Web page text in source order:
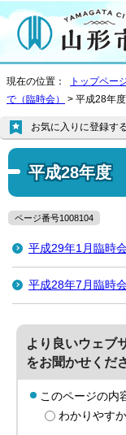
現在の位置： トップペー
で（臨時会）
> 平成28年
平成28年度
お気に入りに登録す
ページ番号1008104
平成29年1月臨時
平成28年7月臨時
より良いウェブ
をお聞かせくだ
このページの内
わかりやす